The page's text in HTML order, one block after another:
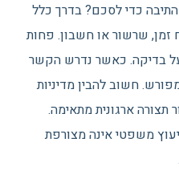
כדי לסכם? בדרך כלל
זמן, שרשור או חשבון. פחות
בדיקה. כאשר נדרש הקשר
חשוב להבין מדיניות
תצורה ארגונית מתאימה.
משפטי אינה מצורפת